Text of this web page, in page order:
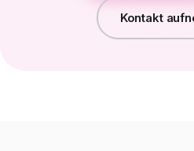
Kontakt